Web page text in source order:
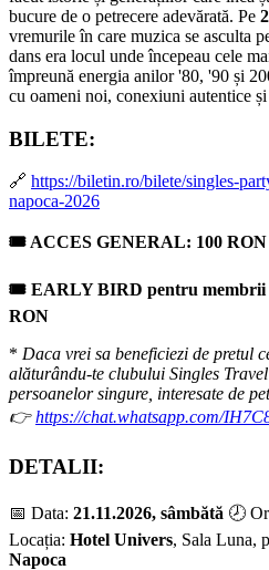
bucure de o petrecere adevărată. Pe
vremurile în care muzica se asculta
dans era locul unde începeau cele
împreună energia anilor '80, '90 și
cu oameni noi, conexiuni autentice
BILETE:
🔗 https://biletin.ro/bilete/singles-
napoca-2026
🎟 ACCES GENERAL: 100 RON
🎟 EARLY BIRD pentru membrii
RON
* Daca vrei sa beneficiezi de pretul
alăturându-te clubului Singles
persoanelor singure, interesate de
👉https://chat.whatsapp.com/
DETALII:
📅 Data: 21.11.2026, sâmbătă 🕗
Locația: Hotel Univers, Sala Luna,
Napoca